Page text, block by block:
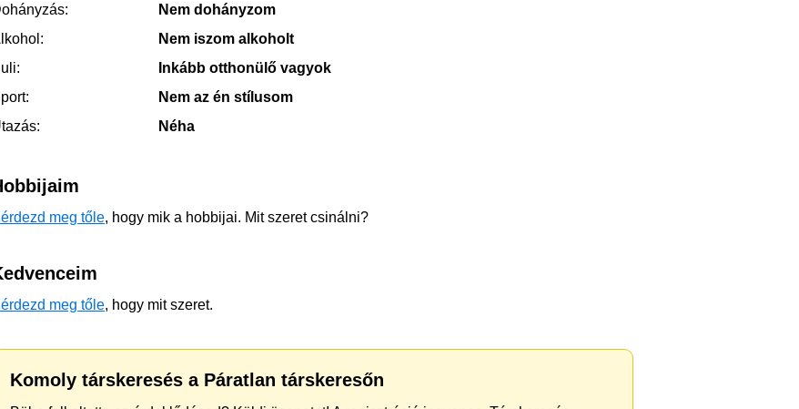
Nem dohányzom
Nem iszom alkoholt
Inkább otthonülő vagyok
Nem az én stílusom
Néha
meg tőle, hogy mik a hobbijai. Mit szeret csinálni?
meg tőle, hogy mit szeret.
Komoly társkeresés a Páratlan társkeresőn